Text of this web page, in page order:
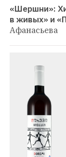
«Шершни»:
в живых» и
Афанасьева